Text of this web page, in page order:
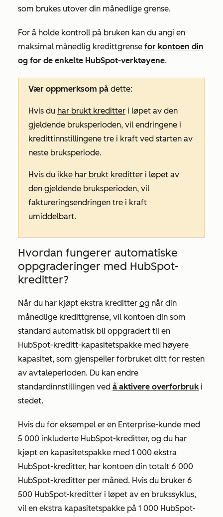
som brukes utover din månedlige grense.
For å holde kontroll på bruken kan du angi en
maksimal månedlig kredittgrense for kontoen din
og for de enkelte HubSpot-verktøyene.
Vær oppmerksom på dette:
Hvis du har brukt kreditter i løpet av den
gjeldende bruksperioden, vil endringene i
kredittinnstillingene tre i kraft ved starten av
neste bruksperiode.
Hvis du ikke har brukt kreditter i løpet av
den gjeldende bruksperioden, vil
faktureringsendringen tre i kraft
umiddelbart.
Hvordan fungerer automatiske
oppgraderinger med HubSpot-
kreditter?
Når du har kjøpt ekstra kreditter og når din
månedlige kredittgrense, vil kontoen din som
standard automatisk bli oppgradert til en
HubSpot-kreditt-kapasitetspakke med høyere
kapasitet, som gjenspeiler forbruket ditt for resten
av avtaleperioden. Du kan endre
standardinnstillingen ved å aktivere overforbruki
stedet.
Hvis du for eksempel er en Enterprise-kunde med
5 000 inkluderte HubSpot-kreditter, og du har
kjøpt en kapasitetspakke med 1 000 ekstra
HubSpot-kreditter, har kontoen din totalt 6 000
HubSpot-kreditter per måned. Hvis du bruker 6
500 HubSpot-kreditter i løpet av en brukssyklus,
vil en ekstra kapasitetspakke på 1 000 HubSpot-